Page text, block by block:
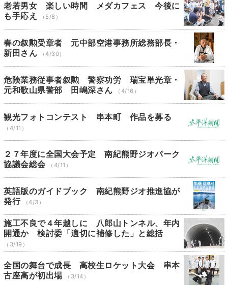
老若男女 楽しい時間 メダカフェス 今後に
も手応え
（5/8）
春の叙勲受章者 元中部空港事務所総務部長・
新田さん
（4/30）
危険業務従事者叙勲 警察功労 瑞宝単光章・
元和歌山県警部 田嶋深さん
（4/16）
観光フォトコンテスト 串本町 作品を募る
（4/11）
２７年度に全国大会予定 南紀熊野ジオパーク
協議会総会
（4/11）
英語版のガイドブック 南紀熊野ジオ推進協が
発行
（4/3）
施工不良で４年越しに 八郎山トンネル、年内
開通か 検討委「適切に補修した」と総括
（3/19）
全国の舞台で成長 高校生ロケット大会 串本
古座高が初出場
（3/14）